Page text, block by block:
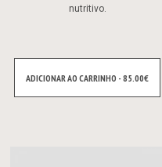
nutritivo.
ADICIONAR AO CARRINHO - 85.00€